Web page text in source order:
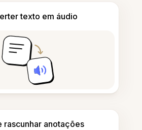
texto em áudio
rascunhar anotações